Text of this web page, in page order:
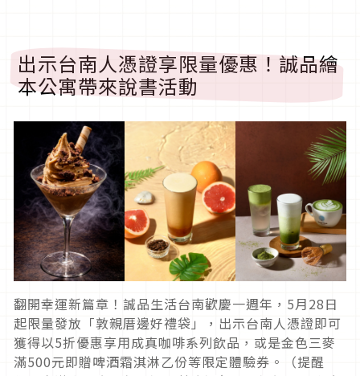
出示台南人憑證享限量優惠！誠品繪
本公寓帶來說書活動
翻開幸運新篇章！誠品生活台南歡慶一週年，5月28日
起限量發放「敦親厝邊好禮袋」，出示台南人憑證即可
獲得以5折優惠享用成真咖啡系列飲品，或是金色三麥
滿500元即贈啤酒霜淇淋乙份等限定體驗券。（提醒